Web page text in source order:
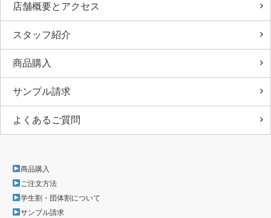
店舗概要とアクセス
スタッフ紹介
商品購入
サンプル請求
よくあるご質問
商品購入
ご注文方法
学生割・団体割について
サンプル請求